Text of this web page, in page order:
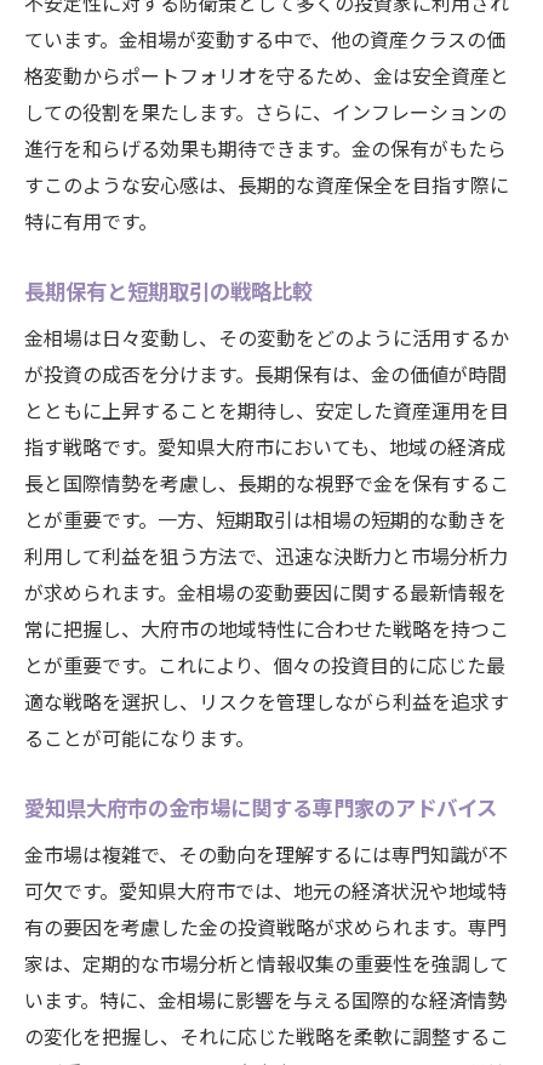
ています。金相場が変動する中で、他の資産クラスの価
格変動からポートフォリオを守るため、金は安全資産と
しての役割を果たします。さらに、インフレーションの
進行を和らげる効果も期待できます。金の保有がもたら
すこのような安心感は、長期的な資産保全を目指す際に
特に有用です。
長期保有と短期取引の戦略比較
金相場は日々変動し、その変動をどのように活用するか
が投資の成否を分けます。長期保有は、金の価値が時間
とともに上昇することを期待し、安定した資産運用を目
指す戦略です。愛知県大府市においても、地域の経済成
長と国際情勢を考慮し、長期的な視野で金を保有するこ
とが重要です。一方、短期取引は相場の短期的な動きを
利用して利益を狙う方法で、迅速な決断力と市場分析力
が求められます。金相場の変動要因に関する最新情報を
常に把握し、大府市の地域特性に合わせた戦略を持つこ
とが重要です。これにより、個々の投資目的に応じた最
適な戦略を選択し、リスクを管理しながら利益を追求す
ることが可能になります。
愛知県大府市の金市場に関する専門家のアドバイス
金市場は複雑で、その動向を理解するには専門知識が不
可欠です。愛知県大府市では、地元の経済状況や地域特
有の要因を考慮した金の投資戦略が求められます。専門
家は、定期的な市場分析と情報収集の重要性を強調して
います。特に、金相場に影響を与える国際的な経済情勢
の変化を把握し、それに応じた戦略を柔軟に調整するこ